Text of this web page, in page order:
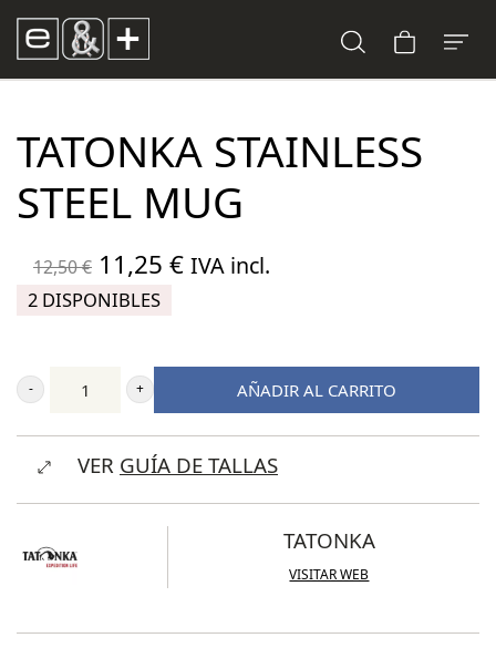
TATONKA STAINLESS
STEEL MUG
12,50€ El
precio
12,50 €.
11,25 €El
es:
11,25 €.
IVA incl.
2 DISPONIBLES
Tatonka
Stainless
Steel
AÑADIR AL CARRITO
VER GUÍA DE TALLAS
TATONKA
VISITAR WEB